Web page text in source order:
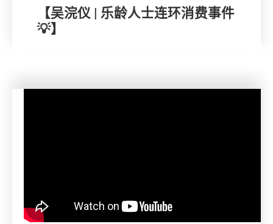
【吴浣仪 | 乐龄人士连环消费事件
💡】